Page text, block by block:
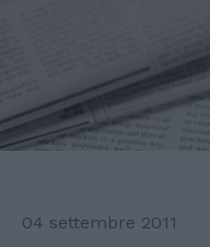
04 settembre 2011